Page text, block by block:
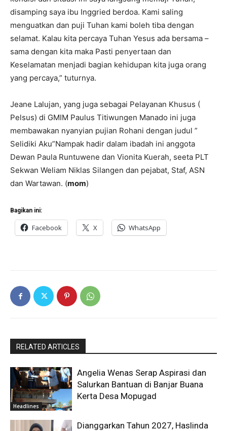
disamping saya ibu Inggried berdoa. Kami saling
menguatkan dan puji Tuhan kami boleh tiba dengan
selamat. Kalau kita percaya Tuhan Yesus ada bersama –
sama dengan kita maka Pasti penyertaan dan
Keselamatan menjadi bagian kehidupan kita juga orang
yang percaya,” tuturnya.
Jeane Lalujan, yang juga sebagai Pelayanan Khusus (
Pelsus) di GMIM Paulus Titiwungen Manado ini juga
membawakan nyanyian pujian Rohani dengan judul ”
Selidiki Aku”Nampak hadir dalam ibadah ini anggota
Dewan Paula Runtuwene dan Vionita Kuerah, seeta PLT
Sekwan Weliam Niklas Silangen dan pejabat, Staf, ASN
dan Wartawan. (mom)
Bagikan ini:
Facebook X WhatsApp
RELATED ARTICLES
Headlines
Angelia Wenas Serap Aspirasi dan
Salurkan Bantuan di Banjar Buana
Kerta Desa Mopugad
Dianggarkan Tahun 2027, Haslinda